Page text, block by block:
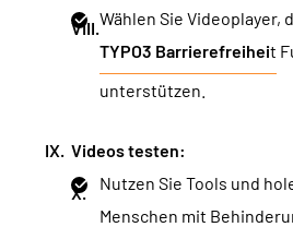
Wählen Sie Videoplayer,
TYPO3 Barrierefreiheit
unterstützen.
Videos testen:
Nutzen Sie Tools und
Menschen mit